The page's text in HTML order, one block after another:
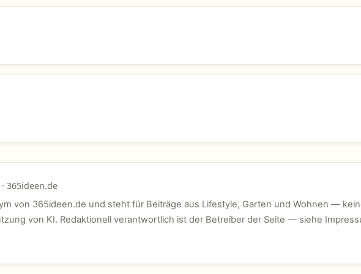
365ideen.de
von 365ideen.de und steht für Beiträge aus Lifestyle, Garten und Wohnen —
von KI. Redaktionell verantwortlich ist der Betreiber der Seite — siehe